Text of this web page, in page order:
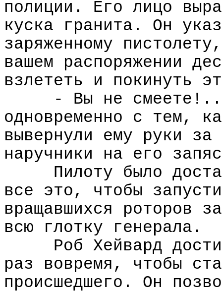
полиции. Его лицо
куска гранита. Он
заряженному
вашем распоряжении
взлететь и покинуть
- Вы не смеете!..
одновременно с тем,
вывернули ему руки за
наручники на его
Пилоту было
все это, чтобы
вращавшихся роторов
всю глотку генерала.
Роб Хейвард
раз вовремя, чтобы
происшедшего. Он